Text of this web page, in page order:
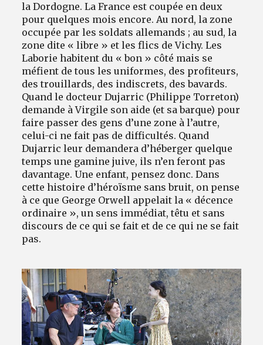
la Dordogne. La France est coupée en deux
pour quelques mois encore. Au nord, la zone
occupée par les soldats allemands ; au sud, la
zone dite « libre » et les flics de Vichy. Les
Laborie habitent du « bon » côté mais se
méfient de tous les uniformes, des profiteurs,
des trouillards, des indiscrets, des bavards.
Quand le docteur Dujarric (Philippe Torreton)
demande à Virgile son aide (et sa barque) pour
faire passer des gens d’une zone à l’autre,
celui-ci ne fait pas de difficultés. Quand
Dujarric leur demandera d’héberger quelque
temps une gamine juive, ils n’en feront pas
davantage. Une enfant, pensez donc. Dans
cette histoire d’héroïsme sans bruit, on pense
à ce que George Orwell appelait la « décence
ordinaire », un sens immédiat, têtu et sans
discours de ce qui se fait et de ce qui ne se fait
pas.